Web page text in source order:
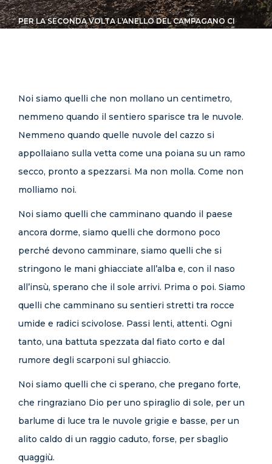
CONTATTI
PER LA SECONDA VOLTA L'ANELLO DEL CAMPAGANO CI
Noi siamo quelli che non mollano un centimetro,
nemmeno quando il sentiero sparisce tra le nuvole.
Nemmeno quando quelle nuvole del cazzo si
appollaiano sulla vetta come una poiana su un ramo
secco, pronto a spezzarsi. Ma non molla. Come non
molliamo noi.
Noi siamo quelli che camminano quando il paese
ancora dorme, siamo quelli che dormono poco
perché devono camminare, siamo quelli che si
stringono le mani ghiacciate all’alba e, con il naso
all’insù, sperano che il sole arrivi. Prima o poi. Siamo
quelli che camminano su sentieri stretti tra rocce
umide e radici scivolose. Passi lenti, attenti. Ogni
tanto, una battuta spezzata dal fiato corto e dal
rumore degli scarponi sul ghiaccio.
Noi siamo quelli che ci sperano, che pregano forte,
che ringraziano Dio per uno spiraglio di sole, per un
barlume di luce tra le nuvole grigie e basse, per un
alito caldo di un raggio caduto, forse, per sbaglio
quaggiù.